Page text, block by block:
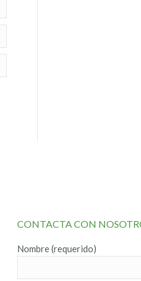
CONTACTA CON
Nombre (requerido)